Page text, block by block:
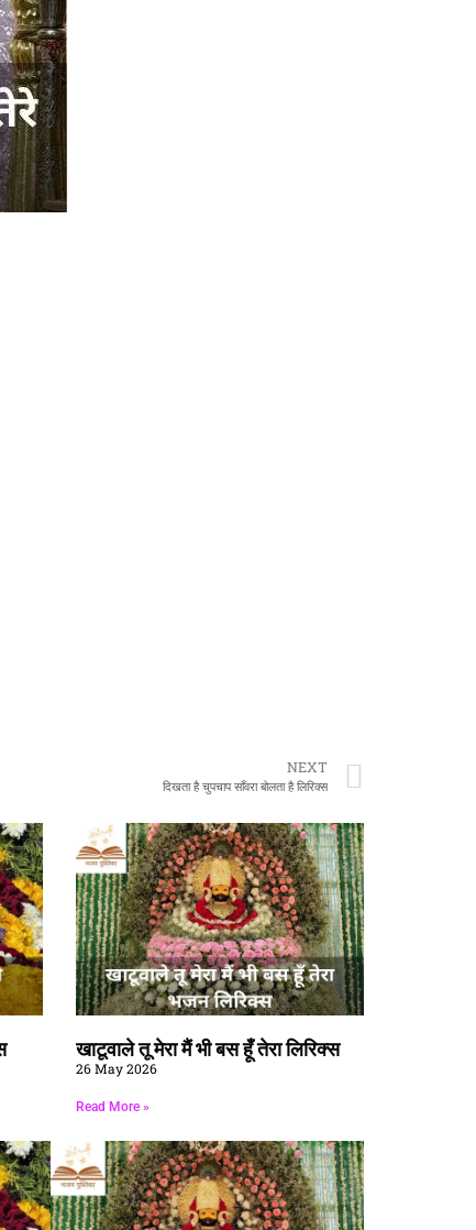
NEXT
दिखता है चुपचाप साँवरा बोलता है लिरिक्स
खाटूवाले तू मेरा मैं भी बस हूँ तेरा लिरिक्स
26 May 2026
Read More »